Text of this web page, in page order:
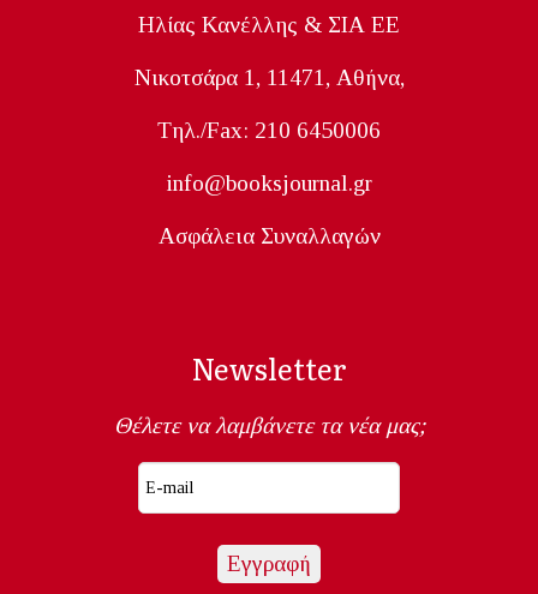
Ηλίας Κανέλλης & ΣΙΑ ΕΕ
Nικοτσάρα 1, 11471, Aθήνα,
Tηλ./Fax: 210 6450006
info@booksjournal.gr
Ασφάλεια Συναλλαγών
Newsletter
Θέλετε να λαμβάνετε τα νέα μας;